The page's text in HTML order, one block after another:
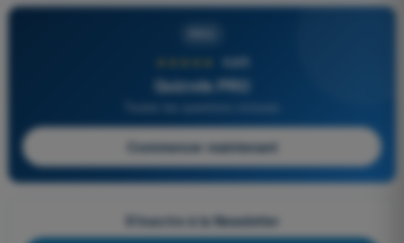
4,6/5
Quizvds PRO
Commencer maintenant
S'inscrire à la Newsletter